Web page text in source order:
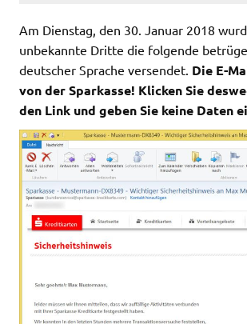
Am Dienstag, den 30. Januar 2018
unbekannte Dritte die folgende
deutscher Sprache versendet. Die E-
von der Sparkasse! Klicken Sie
den Link und geben Sie keine Daten